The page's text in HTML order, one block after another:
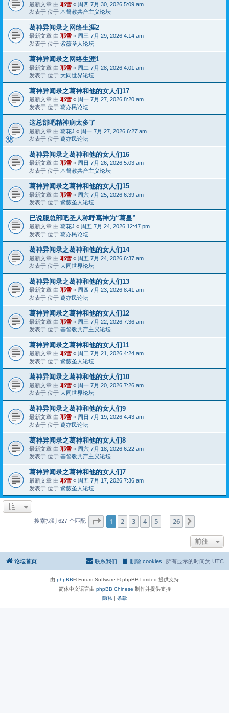
最新文章 由 耶雪 « 周四 7月 30, 2026 5:09 am
发表于 位于 基督教共产主义论坛
葛神异闻录之网络生涯2
最新文章 由 耶雪 « 周三 7月 29, 2026 4:14 am
发表于 位于 紫薇圣人论坛
葛神异闻录之网络生涯1
最新文章 由 耶雪 « 周二 7月 28, 2026 4:01 am
发表于 位于 大同世界论坛
葛神异闻录之葛神和他的女人们17
最新文章 由 耶雪 « 周一 7月 27, 2026 8:20 am
发表于 位于 葛亦民论坛
这总部吧精神病太多了
最新文章 由 葛花J « 周一 7月 27, 2026 6:27 am
发表于 位于 葛亦民论坛
葛神异闻录之葛神和他的女人们16
最新文章 由 耶雪 « 周日 7月 26, 2026 5:03 am
发表于 位于 基督教共产主义论坛
葛神异闻录之葛神和他的女人们15
最新文章 由 耶雪 « 周六 7月 25, 2026 6:39 am
发表于 位于 紫薇圣人论坛
已说服总部吧圣人称呼葛神为“葛皇”
最新文章 由 葛花J « 周五 7月 24, 2026 12:47 pm
发表于 位于 葛亦民论坛
葛神异闻录之葛神和他的女人们14
最新文章 由 耶雪 « 周五 7月 24, 2026 6:37 am
发表于 位于 大同世界论坛
葛神异闻录之葛神和他的女人们13
最新文章 由 耶雪 « 周四 7月 23, 2026 8:41 am
发表于 位于 葛亦民论坛
葛神异闻录之葛神和他的女人们12
最新文章 由 耶雪 « 周三 7月 22, 2026 7:36 am
发表于 位于 基督教共产主义论坛
葛神异闻录之葛神和他的女人们11
最新文章 由 耶雪 « 周二 7月 21, 2026 4:24 am
发表于 位于 紫薇圣人论坛
葛神异闻录之葛神和他的女人们10
最新文章 由 耶雪 « 周一 7月 20, 2026 7:26 am
发表于 位于 大同世界论坛
葛神异闻录之葛神和他的女人们9
最新文章 由 耶雪 « 周日 7月 19, 2026 4:43 am
发表于 位于 葛亦民论坛
葛神异闻录之葛神和他的女人们8
最新文章 由 耶雪 « 周六 7月 18, 2026 6:22 am
发表于 位于 基督教共产主义论坛
葛神异闻录之葛神和他的女人们7
最新文章 由 耶雪 « 周五 7月 17, 2026 7:36 am
发表于 位于 紫薇圣人论坛
搜索找到 627 个匹配 分页：1 26
1 2 3 4 5 26
前往
论坛首页 所有显示的时间为 UTC
删除 cookies
联系我们
由 phpBB® Forum Software © phpBB Limited 提供支持
简体中文语言由 phpBB Chinese 制作并提供支持
隐私 | 条款